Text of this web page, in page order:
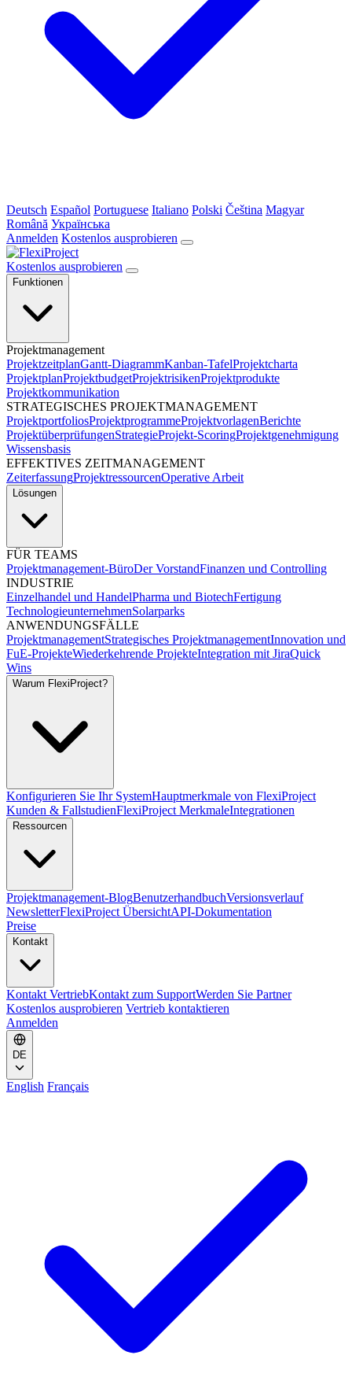
Deutsch Español Portuguese Italiano Polski Čeština Magyar
Română Українська
Anmelden Kostenlos ausprobieren
Kostenlos ausprobieren
Funktionen
Projektmanagement
ProjektzeitplanGantt-DiagrammKanban-TafelProjektcharta
ProjektplanProjektbudgetProjektrisikenProjektprodukte
Projektkommunikation
STRATEGISCHES PROJEKTMANAGEMENT
ProjektportfoliosProjektprogrammeProjektvorlagenBerichte
ProjektüberprüfungenStrategieProjekt-ScoringProjektgenehmigung
Wissensbasis
EFFEKTIVES ZEITMANAGEMENT
ZeiterfassungProjektressourcenOperative Arbeit
Lösungen
FÜR TEAMS
Projektmanagement-BüroDer VorstandFinanzen und Controlling
INDUSTRIE
Einzelhandel und HandelPharma und BiotechFertigung
TechnologieunternehmenSolarparks
ANWENDUNGSFÄLLE
ProjektmanagementStrategisches ProjektmanagementInnovation und
FuE-ProjekteWiederkehrende ProjekteIntegration mit JiraQuick
Wins
Warum FlexiProject?
Konfigurieren Sie Ihr SystemHauptmerkmale von FlexiProject
Kunden & FallstudienFlexiProject MerkmaleIntegrationen
Ressourcen
Projektmanagement-BlogBenutzerhandbuchVersionsverlauf
NewsletterFlexiProject ÜbersichtAPI-Dokumentation
Preise
Kontakt
Kontakt VertriebKontakt zum SupportWerden Sie Partner
Kostenlos ausprobieren Vertrieb kontaktieren
Anmelden
DE
English Français